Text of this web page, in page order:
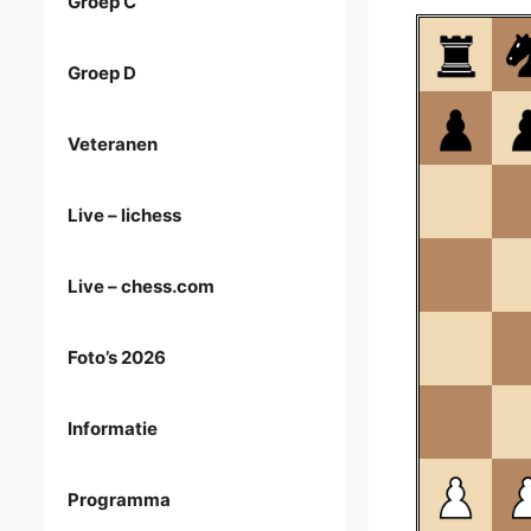
Groep D
Veteranen
Live – lichess
Live – chess.com
Foto’s 2026
Informatie
Programma